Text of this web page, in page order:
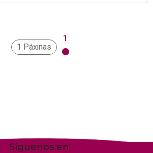
1 Páxinas
1
Síguenos en